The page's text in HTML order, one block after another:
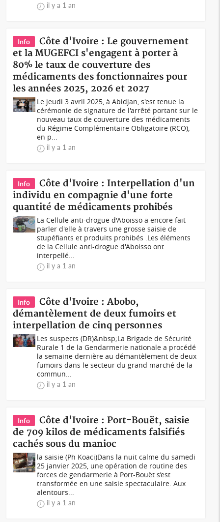
il y a 1 an
Info
Côte d'Ivoire : Le gouvernement
et la MUGEFCI s'engagent à porter à
80% le taux de couverture des
médicaments des fonctionnaires pour
les années 2025, 2026 et 2027
Le jeudi 3 avril 2025, à Abidjan, s'est tenue la
cérémonie de signature de l'arrêté portant sur le
nouveau taux de couverture des médicaments
du Régime Complémentaire Obligatoire (RCO),
en p...
il y a 1 an
Info
Côte d'Ivoire : Interpellation d'un
individu en compagnie d'une forte
quantité de médicaments prohibés
La Cellule anti-drogue d'Aboisso a encore fait
parler d'elle à travers une grosse saisie de
stupéfiants et produits prohibés .Les éléments
de la Cellule anti-drogue d'Aboisso ont
interpellé...
il y a 1 an
Info
Côte d'Ivoire : Abobo,
démantèlement de deux fumoirs et
interpellation de cinq personnes
Les suspects (DR)&nbsp;La Brigade de Sécurité
Rurale 1 de la Gendarmerie nationale a procédé
la semaine dernière au démantèlement de deux
fumoirs dans le secteur du grand marché de la
commun...
il y a 1 an
Info
Côte d'Ivoire : Port-Bouët, saisie
de 709 kilos de médicaments falsifiés
cachés sous du manioc
la saisie (Ph Koaci)Dans la nuit calme du samedi
25 janvier 2025, une opération de routine des
forces de gendarmerie à Port-Bouët s’est
transformée en une saisie spectaculaire. Aux
alentours...
il y a 1 an